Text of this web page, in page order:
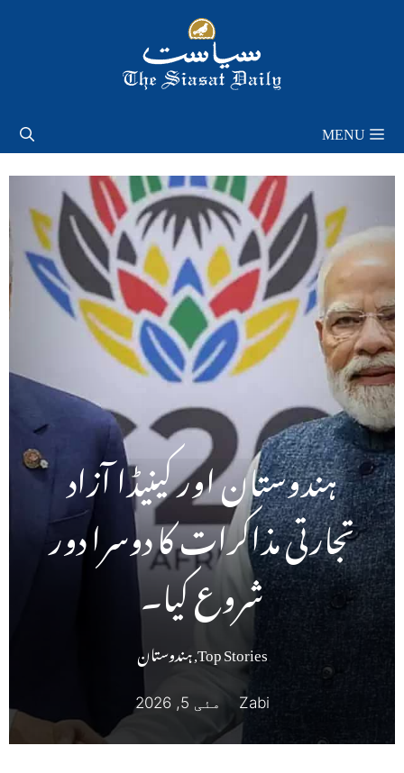
MENU
ہندوستان اور کینیڈا آزاد
تجارتی مذاکرات کا دوسرا دور
شروع کیا۔
Top Stories
,ہندوستان
Zabi مئی 5, 2026